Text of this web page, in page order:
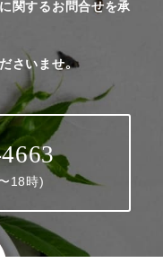
関するお問合せを承
さいませ。
18時)